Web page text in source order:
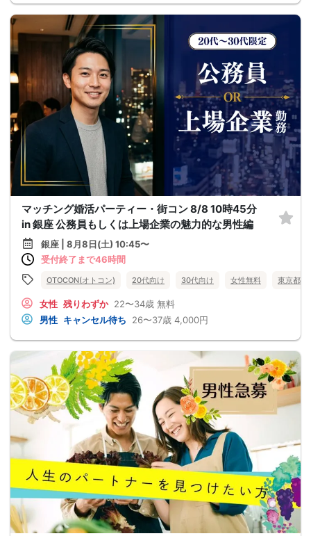
マッチング婚活パーティー・街コン 8/8 10時45分
in 銀座 公務員もしくは上場企業の魅力的な男性編
銀座 | 8月8日(土) 10:45〜
受付終了まで46時間
OTOCON(オトコン) 20代向け 30代向け 女性無料 東京都
女性 残りわずか 22〜34歳 無料
男性 キャンセル待ち 26〜37歳 4,000円